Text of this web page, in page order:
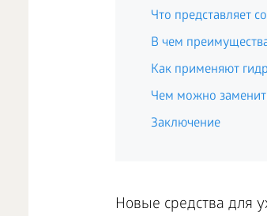
Что представляет
В чем
Как применяют
Чем можно
Заключение
Новые средства для